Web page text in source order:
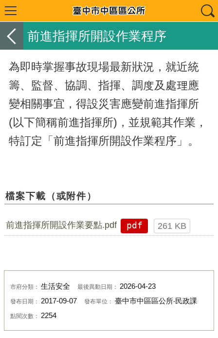
前進指揮所開設作業程序
為即時掌握事故現場最新狀況，就近統
籌、監督、協調、指揮、調度及處理應
變相關事宜，得設災害應變前進指揮所
(以下簡稱前進指揮所)，並規範其作業，
特訂定「前進指揮所開設作業程序」。
檔案下載（或附件）
前進指揮所開設作業要點.pdf pdf 261 KB
市府分類： 生活安全 最後異動日期： 2026-04-23
發布日期： 2017-09-07 發布單位： 臺中市中區區公所‧民政課
點閱次數： 2254